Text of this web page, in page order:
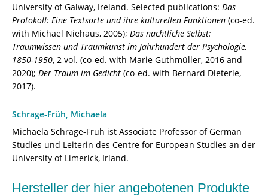
University of Galway, Ireland. Selected publications: Das
Protokoll: Eine Textsorte und ihre kulturellen Funktionen (co-ed.
with Michael Niehaus, 2005); Das nächtliche Selbst:
Traumwissen und Traumkunst im Jahrhundert der Psychologie,
1850-1950, 2 vol. (co-ed. with Marie Guthmüller, 2016 and
2020); Der Traum im Gedicht (co-ed. with Bernard Dieterle,
2017).
Schrage-Früh, Michaela
Michaela Schrage-Früh ist Associate Professor of German
Studies und Leiterin des Centre for European Studies an der
University of Limerick, Irland.
Hersteller der hier angebotenen Produkte